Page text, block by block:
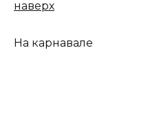
наверх
На карнавале